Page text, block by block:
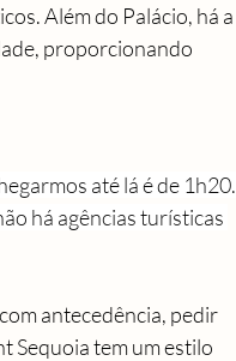
Além do Palácio, há a
proporcionando
até lá é de 1h20.
há agências turísticas
antecedência, pedir
Sequoia tem um estilo